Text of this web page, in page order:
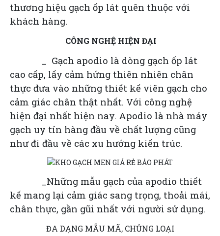
thương hiệu gạch ốp lát quên thuộc với
khách hàng.
CÔNG NGHỆ HIỆN ĐẠI
_ Gạch apodio là dòng gạch ốp lát
cao cấp, lấy cảm hứng thiên nhiên chân
thực đưa vào những thiết kế viên gạch cho
cảm giác chân thật nhất. Với công nghệ
hiện đại nhất hiện nay. Apodio là nhà máy
gạch uy tín hàng đầu về chất lượng cũng
như đi đầu về các xu hướng kiến trúc.
_Những mẫu gạch của apodio thiết
kế mang lại cảm giác sang trọng, thoải mái,
chân thực, gần gũi nhất với người sử dụng.
ĐA DẠNG MẪU MÃ, CHỦNG LOẠI